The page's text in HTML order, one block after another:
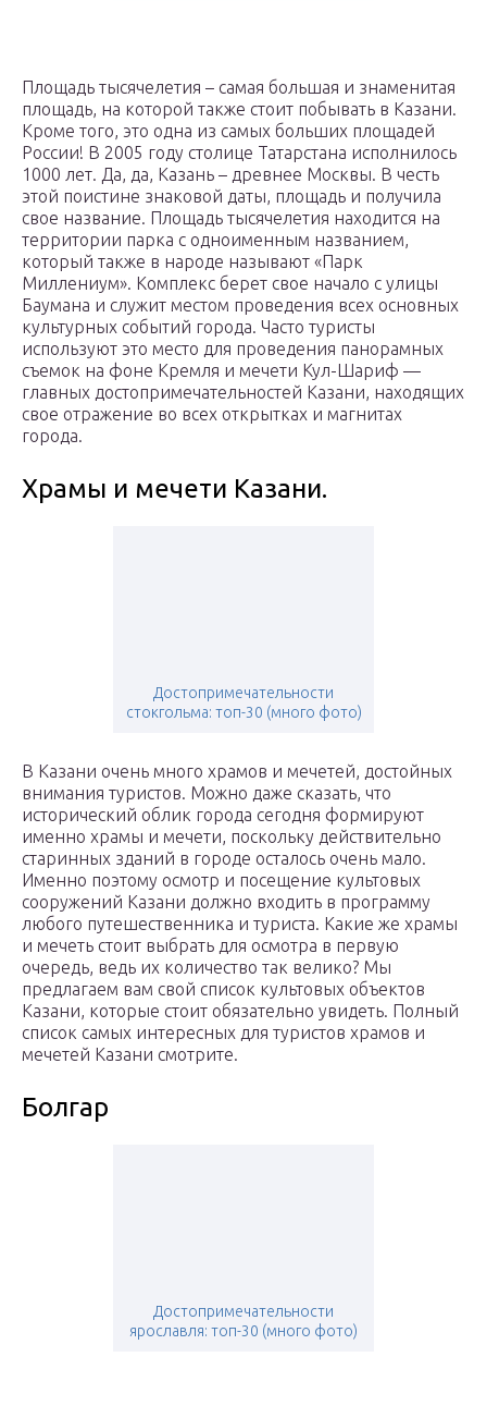
Площадь тысячелетия – самая большая и знаменитая
площадь, на которой также стоит побывать в Казани.
Кроме того, это одна из самых больших площадей
России! В 2005 году столице Татарстана исполнилось
1000 лет. Да, да, Казань – древнее Москвы. В честь
этой поистине знаковой даты, площадь и получила
свое название. Площадь тысячелетия находится на
территории парка с одноименным названием,
который также в народе называют «Парк
Миллениум». Комплекс берет свое начало с улицы
Баумана и служит местом проведения всех основных
культурных событий города. Часто туристы
используют это место для проведения панорамных
съемок на фоне Кремля и мечети Кул-Шариф —
главных достопримечательностей Казани, находящих
свое отражение во всех открытках и магнитах
города.
Храмы и мечети Казани.
Достопримечательности
стокгольма: топ-30 (много фото)
В Казани очень много храмов и мечетей, достойных
внимания туристов. Можно даже сказать, что
исторический облик города сегодня формируют
именно храмы и мечети, поскольку действительно
старинных зданий в городе осталось очень мало.
Именно поэтому осмотр и посещение культовых
сооружений Казани должно входить в программу
любого путешественника и туриста. Какие же храмы
и мечеть стоит выбрать для осмотра в первую
очередь, ведь их количество так велико? Мы
предлагаем вам свой список культовых объектов
Казани, которые стоит обязательно увидеть. Полный
список самых интересных для туристов храмов и
мечетей Казани смотрите.
Болгар
Достопримечательности
ярославля: топ-30 (много фото)